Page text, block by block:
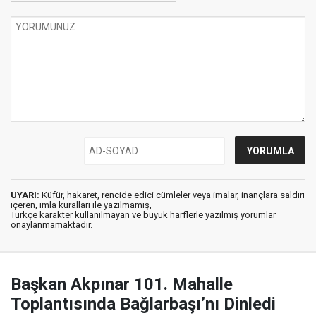
UYARI: Küfür, hakaret, rencide edici cümleler veya imalar, inançlara saldırı
içeren, imla kuralları ile yazılmamış,
Türkçe karakter kullanılmayan ve büyük harflerle yazılmış yorumlar
onaylanmamaktadır.
Başkan Akpınar 101. Mahalle
Toplantısında Bağlarbaşı’nı Dinledi